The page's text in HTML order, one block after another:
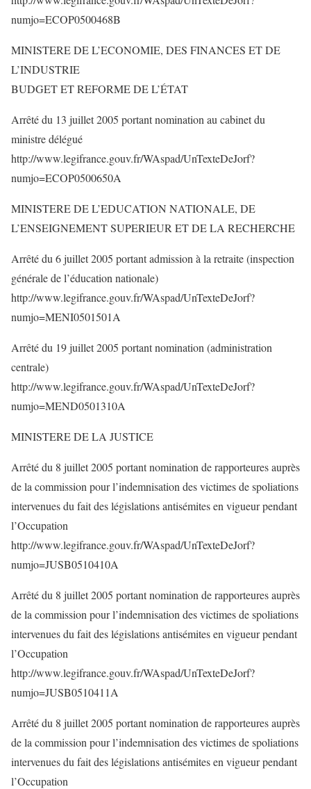
numjo=ECOP0500468B
MINISTERE DE L’ECONOMIE, DES FINANCES ET DE
L’INDUSTRIE
BUDGET ET REFORME DE L’ÉTAT
Arrêté du 13 juillet 2005 portant nomination au cabinet du
ministre délégué
http://www.legifrance.gouv.fr/WAspad/UnTexteDeJorf?
numjo=ECOP0500650A
MINISTERE DE L’EDUCATION NATIONALE, DE
L’ENSEIGNEMENT SUPERIEUR ET DE LA RECHERCHE
Arrêté du 6 juillet 2005 portant admission à la retraite (inspection
générale de l’éducation nationale)
http://www.legifrance.gouv.fr/WAspad/UnTexteDeJorf?
numjo=MENI0501501A
Arrêté du 19 juillet 2005 portant nomination (administration
centrale)
http://www.legifrance.gouv.fr/WAspad/UnTexteDeJorf?
numjo=MEND0501310A
MINISTERE DE LA JUSTICE
Arrêté du 8 juillet 2005 portant nomination de rapporteures auprès
de la commission pour l’indemnisation des victimes de spoliations
intervenues du fait des législations antisémites en vigueur pendant
l’Occupation
http://www.legifrance.gouv.fr/WAspad/UnTexteDeJorf?
numjo=JUSB0510410A
Arrêté du 8 juillet 2005 portant nomination de rapporteures auprès
de la commission pour l’indemnisation des victimes de spoliations
intervenues du fait des législations antisémites en vigueur pendant
l’Occupation
http://www.legifrance.gouv.fr/WAspad/UnTexteDeJorf?
numjo=JUSB0510411A
Arrêté du 8 juillet 2005 portant nomination de rapporteures auprès
de la commission pour l’indemnisation des victimes de spoliations
intervenues du fait des législations antisémites en vigueur pendant
l’Occupation